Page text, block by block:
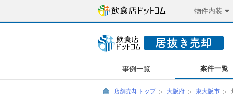
物件内装
事例一覧 案件一覧
店舗売却トップ 大阪府 東大阪市